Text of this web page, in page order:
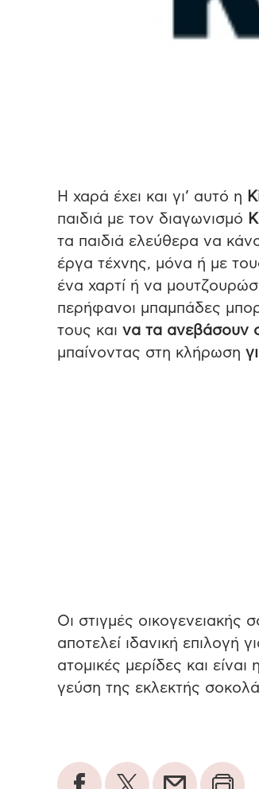
Η χαρά έχει και γι’ αυτό η
παιδιά με τον διαγωνισμό
τα παιδιά ελεύθερα να
έργα τέχνης, μόνα ή με
ένα χαρτί ή να
περήφανοι μπαμπάδες
τους και να τα ανεβάσουν
μπαίνοντας στη κλήρωση
Οι στιγμές
αποτελεί ιδανική επιλογή
ατομικές μερίδες και
γεύση της εκλεκτής